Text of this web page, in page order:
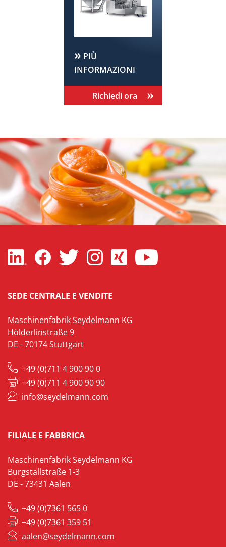
PIÙ
INFORMAZIONI
Richiedi ora
SEDE CENTRALE E VENDITE
Maschinenfabrik Seydelmann KG
Hölderlinstraße 9
DE - 70174 Stuttgart
+49 (0)711 4 900 90 0
+49 (0)711 4 900 90 90
info@seydelmann.com
FILIALE E FABBRICA
Maschinenfabrik Seydelmann KG
Burgstallstraße 1-3
DE - 73431 Aalen
+49 (0)7361 565 0
+49 (0)7361 359 51
aalen@seydelmann.com